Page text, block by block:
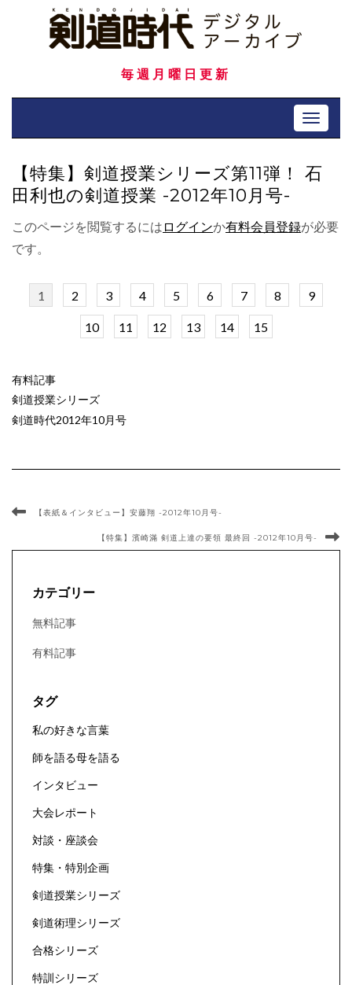
毎週月曜日更新
Toggle
【特集】剣道授業シリーズ第11弾！ 石
田利也の剣道授業 -2012年10月号-
このページを閲覧するには ログインか有料会員登録が必要
です。
1 2 3 4 5 6 7 8 9
10 11 12 13 14 15
有料記事
剣道授業シリーズ
剣道時代2012年10月号
【表紙＆インタビュー】安藤翔 -2012年10月号-
【特集】濱崎滿 剣道上達の要領 最終回 -2012年10月号-
カテゴリー
無料記事
有料記事
タグ
私の好きな言葉
師を語る母を語る
インタビュー
大会レポート
対談・座談会
特集・特別企画
剣道授業シリーズ
剣道術理シリーズ
合格シリーズ
特訓シリーズ